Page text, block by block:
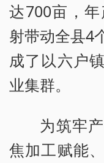
达700亩，
射带动全县4
成了以六户
业集群。
为筑牢
焦加工赋能